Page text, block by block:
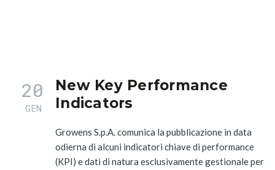
20
GEN
New Key Performance
Indicators
Growens S.p.A. comunica la pubblicazione in data
odierna di alcuni indicatori chiave di performance
(KPI) e dati di natura esclusivamente gestionale per